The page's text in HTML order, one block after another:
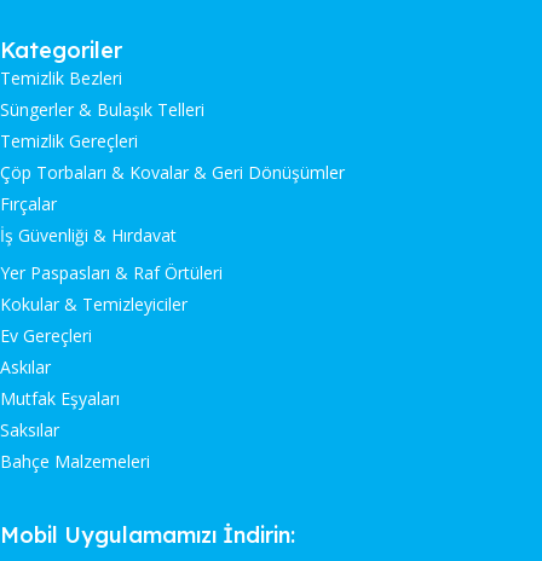
Kategoriler
Temizlik Bezleri
Süngerler & Bulaşık Telleri
Temizlik Gereçleri
Çöp Torbaları & Kovalar & Geri Dönüşümler
Fırçalar
İş Güvenliği & Hırdavat
Yer Paspasları & Raf Örtüleri
Kokular & Temizleyiciler
Ev Gereçleri
Askılar
Mutfak Eşyaları
Saksılar
Bahçe Malzemeleri
Mobil Uygulamamızı İndirin: